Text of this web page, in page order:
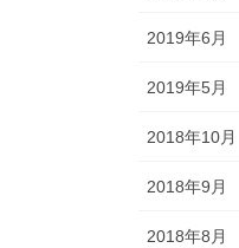
2019年6月
2019年5月
2018年10月
2018年9月
2018年8月